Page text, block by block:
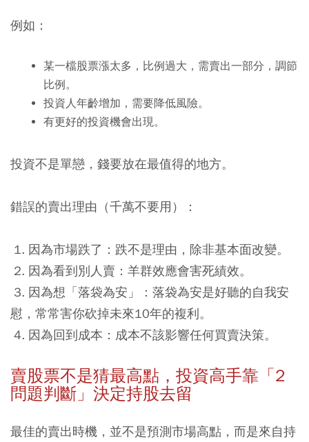
例如：
某一檔股票漲太多，比例過大，需賣出一部分，調節
比例。
投資人年齡增加，需要降低風險。
有更好的投資機會出現。
投資不是單戀，錢要放在最值得的地方。
錯誤的賣出理由（千萬不要用）：
1. 因為市場跌了 ：跌不是理由，除非基本面改變。
2. 因為看到別人賣 ：羊群效應會害死績效。
3. 因為想「落袋為安」
：落袋為安是好聽的自我安
慰，常常害你砍掉未來10年的複利。
4. 因為回到成本 ：成本不該影響任何買賣決策。
賣股票不是猜最高點，投資高手靠「2
問題判斷」決定持股去留
最佳的賣出時機，並不是預測市場高點，而是來自持